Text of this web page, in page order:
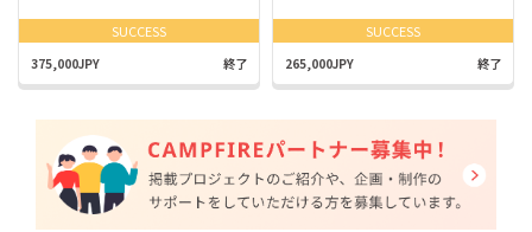
SUCCESS
375,000JPY 終了
SUCCESS
265,000JPY 終了